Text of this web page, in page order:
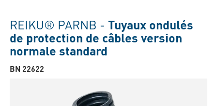
REIKU® PARNB - Tuyaux ondulés
de protection de câbles version
normale standard
BN 22622